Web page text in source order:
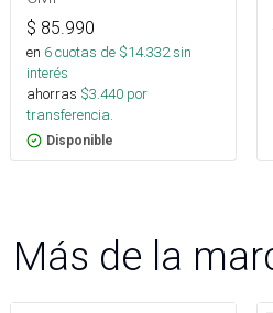
$ 85.990
en 6cuotas de $14.332sin
interés
ahorras $3.440 por
transferencia.
Disponible
Más de la